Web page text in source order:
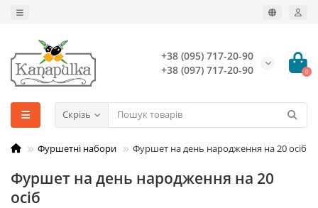
+38 (095) 717-20-90
+38 (097) 717-20-90
0
Скрізь
Фуршетні набори Фуршет на день народження на 20 осіб
Фуршет на день народження на 20
осіб